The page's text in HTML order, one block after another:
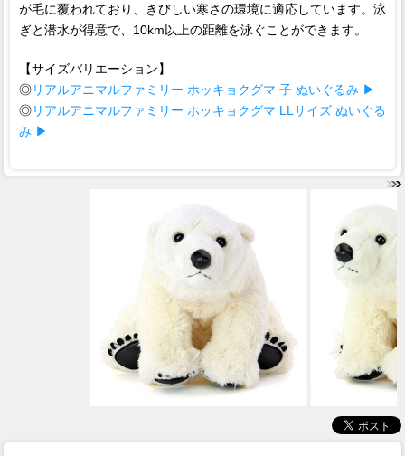
が毛に覆われており、きびしい寒さの環境に適応しています。泳
ぎと潜水が得意で、10km以上の距離を泳ぐことができます。
【サイズバリエーション】
◎リアルアニマルファミリー ホッキョクグマ 子 ぬいぐるみ ▶
◎リアルアニマルファミリー ホッキョクグマ LLサイズ ぬいぐる
み ▶